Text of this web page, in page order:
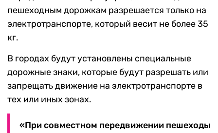
пешеходным дорожкам разрешается только на
электротранспорте, который весит не более 35
кг.
В городах будут установлены специальные
дорожные знаки, которые будут разрешать или
запрещать движение на электротранспорте в
тех или иных зонах.
«При совместном передвижении пешеходы